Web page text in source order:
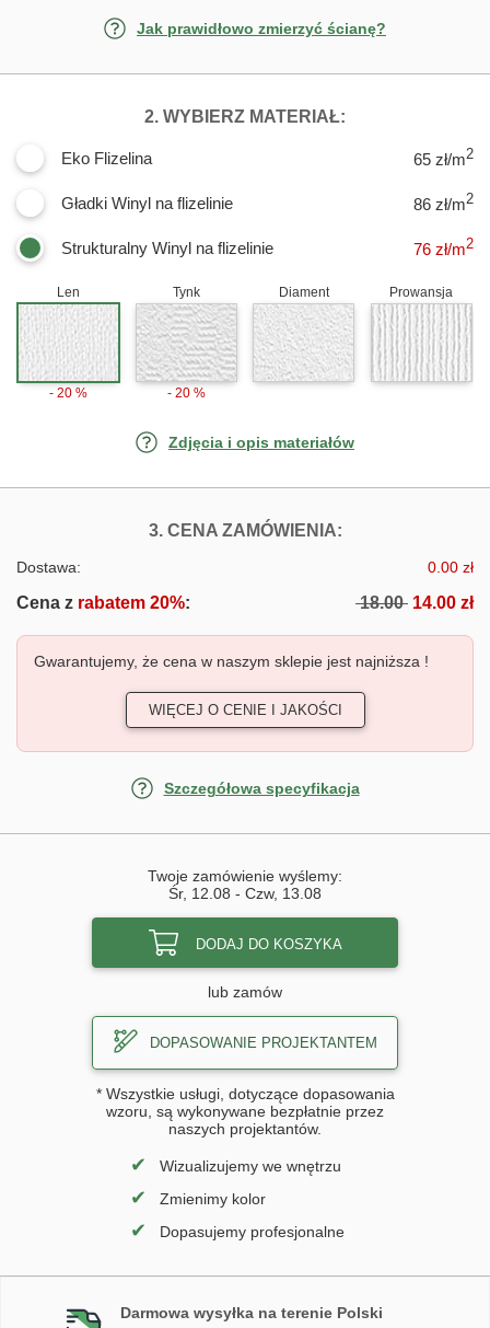
Jak prawidłowo zmierzyć ścianę?
2. WYBIERZ MATERIAŁ:
Eko Flizelina 65 zł/m2
Gładki Winyl na flizelinie 86 zł/m2
Strukturalny Winyl na flizelinie 76 zł/m2
Len
- 20 %
Tynk
- 20 %
Diament Prowansja
Zdjęcia i opis materiałów
3. CENA ZAMÓWIENIA:FOTOTAPETY
Dostawa: 0.00 zł
Cena z rabatem 20%: 18.00 14.00 zł
Gwarantujemy, że cena w naszym sklepie jest najniższa !
WIĘCEJ O CENIE I JAKOŚCI
Szczegółowa specyfikacja
Twoje zamówienie wyślemy:
Śr, 12.08 - Czw, 13.08
DODAJ DO KOSZYKA
lub zamów
DOPASOWANIE PROJEKTANTEM
* Wszystkie usługi, dotyczące dopasowania
wzoru, są wykonywane bezpłatnie przez
naszych projektantów.
✔ Wizualizujemy we wnętrzu
✔ Zmienimy kolor
✔ Dopasujemy profesjonalne
Darmowa wysyłka na terenie Polski